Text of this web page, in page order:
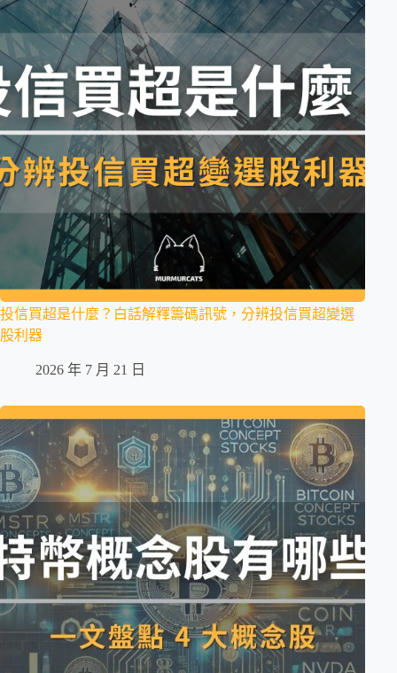
投信買超是什麼？白話解釋籌碼訊號，分辨投信買超變選
股利器
2026 年 7 月 21 日